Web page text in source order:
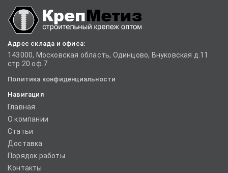
Адрес склада и офиса:
143000, Московская область, Одинцово, Внуковская д.11
стр.20 оф.7
Политика конфиденциальности
Навигация
Главная
О компании
Статьи
Доставка
Порядок работы
Контакты